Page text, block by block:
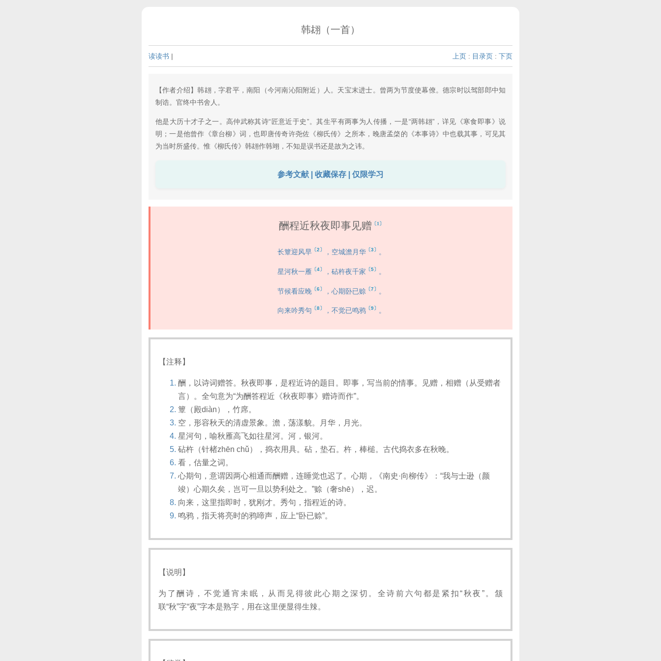
韩翃（一首）
读读书 | 上页 : 目录页 : 下页
【作者介绍】韩翃，字君平，南阳（今河南沁阳附近）人。天宝末进士。曾两为节度使幕僚。德宗时以驾部郎中知
制诰。官终中书舍人。
他是大历十才子之一。高仲武称其诗“匠意近于史”。其生平有两事为人传播，一是“两韩翃”，详见《寒食即事》说
明；一是他曾作《章台柳》词，也即唐传奇许尧佐《柳氏传》之所本，晚唐孟棨的《本事诗》中也载其事，可见其
为当时所盛传。惟《柳氏传》韩翃作韩翊，不知是误书还是故为之讳。
参考文献 | 收藏保存 | 仅限学习
酬程近秋夜即事见赠 〔1〕
长簟迎风早 〔2〕 ，空城澹月华 〔3〕 。
星河秋一雁 〔4〕 ，砧杵夜千家 〔5〕 。
节候看应晚 〔6〕 ，心期卧已赊 〔7〕
向来吟秀句 〔8〕 ，不觉已鸣鸦 〔9〕 。
【注释】
酬，以诗词赠答。秋夜即事，是程近诗的题目。即事，写当前的情事。见赠，相赠（从受赠者
言）。全句意为“为酬答程近《秋夜即事》赠诗而作”。
簟（殿diàn），竹席。
空，形容秋天的清虚景象。澹，荡漾貌。月华，月光。
星河句，喻秋雁高飞如往星河。河，银河。
砧杵（针楮zhēn chǔ），捣衣用具。砧，垫石。杵，棒槌。古代捣衣多在秋晚。
看，估量之词。
心期句，意谓因两心相通而酬赠，连睡觉也迟了。心期，《南史·向柳传》：“我与士逊（颜
竣）心期久矣，岂可一旦以势利处之。”赊（奢shē），迟。
向来，这里指即时，犹刚才。秀句，指程近的诗。
鸣鸦，指天将亮时的鸦啼声，应上“卧已赊”。
【说明】
为了酬诗，不觉通宵未眠，从而见得彼此心期之深切。全诗前六句都是紧扣“秋夜”。颔
联“秋”字“夜”字本是熟字，用在这里便显得生辣。